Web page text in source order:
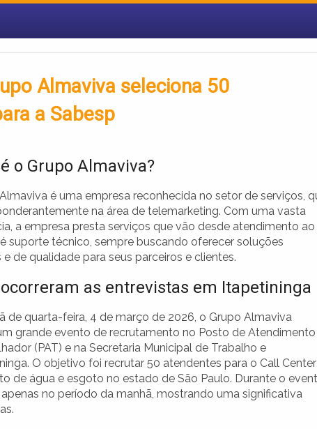
Almaviva seleciona 50
a Sabesp
o Grupo Almaviva?
é uma empresa reconhecida no setor de serviços,
na área de telemarketing. Com uma vasta
a empresa presta serviços que vão desde atendimento ao
suporte técnico, sempre buscando oferecer soluções
e de qualidade para seus parceiros e clientes.
as entrevistas em Itapetininga
de quarta-feira, 4 de março de 2026, o Grupo Almaviva
grande evento de recrutamento no Posto de Atendimento
(PAT) e na Secretaria Municipal de Trabalho e
O objetivo foi recrutar 50 atendentes para o Call Center
de água e esgoto no estado de São Paulo. Durante o
no período da manhã, mostrando uma significativa